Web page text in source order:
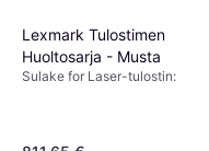
Lexmark Tulostimen
Huoltosarja - Musta
Sulake for Laser-tulostin: